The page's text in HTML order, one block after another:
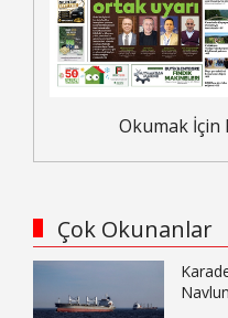
Okumak İçin
Çok Okunanlar